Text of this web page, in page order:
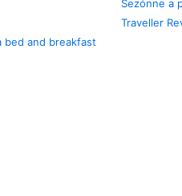
bed and breakfast
Sezónne a
Traveller